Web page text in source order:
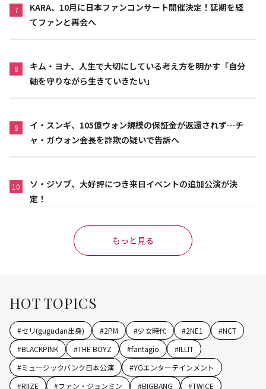
7
KARA、10月に日本ファンコンサート開催決定！延期を経
てファンと再会へ
8
キム・ヨナ、人生で大切にしている考え方を明かす「自分
軸を守りながら生きていきたい」
9
イ・スンギ、105億ウォン規模の保証金が返還されず…チ
ャ・ガウォン会長を詐欺の疑いで告訴へ
10
ソ・ジソブ、大好評につき来日イベントの追加公演が決
定！
もっと見る
HOT TOPICS
#セリ(gugudan出身) #2PM #少女時代 #2NE1 #NCT
#BLACKPINK #THE BOYZ #fantagio #ILLIT
#ミュージックバンク日本公演 #YGエンターテインメント
#RIIZE #ファン・ジョンミン #BIGBANG #TWICE